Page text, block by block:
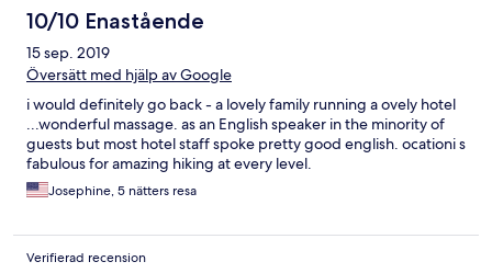
10/10 Enastående
15 sep. 2019
Översätt med hjälp av Google
i would definitely go back - a lovely family running a ovely hotel
...wonderful massage. as an English speaker in the minority of
guests but most hotel staff spoke pretty good english. ocationi s
fabulous for amazing hiking at every level.
Josephine, 5 nätters resa
Verifierad recension